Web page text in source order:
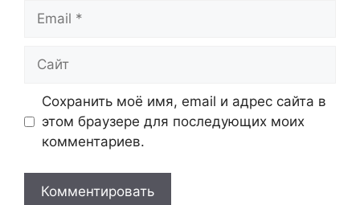
Email
Сайт
Сохранить моё имя, email и адрес сайта в
этом браузере для последующих моих
комментариев.